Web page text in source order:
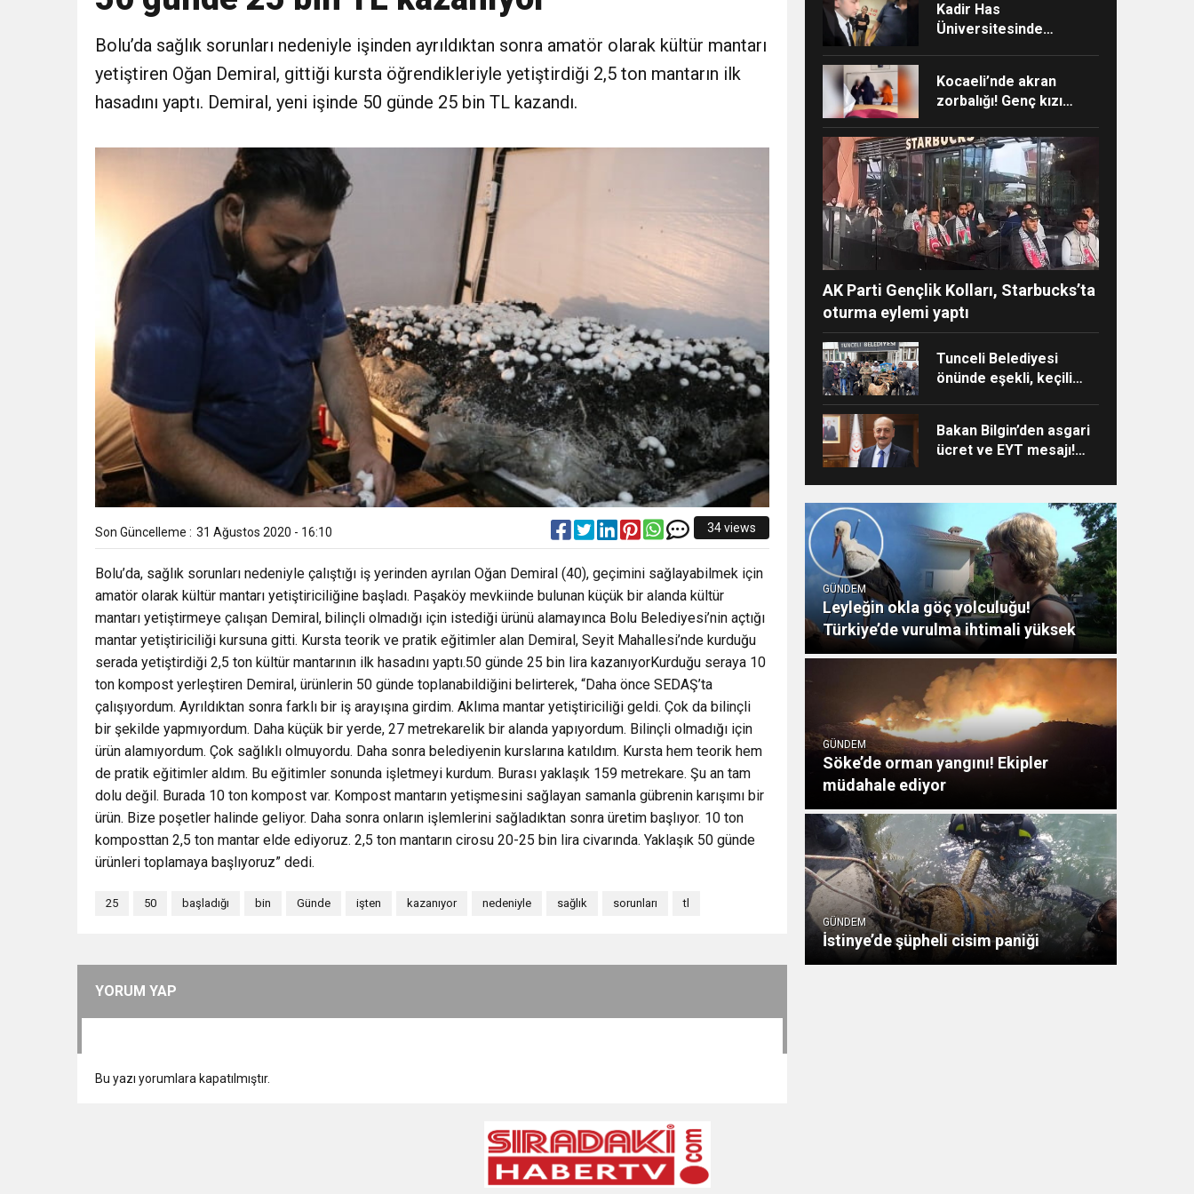
16:15 Bakan Bilgin’den asgari ücret ve EYT mesajı! Sözleşmeli personele kadro düzenlemesinde kapsam
12:57 Şiddetli fırtına Avrupa’yı felç etti, 13 kişi öldü
12:54 Gaziantep’te zincirleme kaza! 16 kişi hayatını kaybetti
19:42 Instagram’da erkeklere tuzak!
Bolu’da sağlık sorunları nedeniyle işinden ayrıldıktan sonra amatör olarak kültür mantarı
yetiştiren Oğan Demiral, gittiği kursta öğrendikleriyle yetiştirdiği 2,5 ton mantarın ilk
hasadını yaptı. Demiral, yeni işinde 50 günde 25 bin TL kazandı.
Son Güncelleme : 31 Ağustos 2020 - 16:10 34 views
Bolu’da, sağlık sorunları nedeniyle çalıştığı iş yerinden ayrılan Oğan Demiral (40), geçimini sağlayabilmek için
amatör olarak kültür mantarı yetiştiriciliğine başladı. Paşaköy mevkiinde bulunan küçük bir alanda kültür
mantarı yetiştirmeye çalışan Demiral, bilinçli olmadığı için istediği ürünü alamayınca Bolu Belediyesi’nin açtığı
mantar yetiştiriciliği kursuna gitti. Kursta teorik ve pratik eğitimler alan Demiral, Seyit Mahallesi’nde kurduğu
serada yetiştirdiği 2,5 ton kültür mantarının ilk hasadını yaptı.50 günde 25 bin lira kazanıyorKurduğu seraya 10
ton kompost yerleştiren Demiral, ürünlerin 50 günde toplanabildiğini belirterek, “Daha önce SEDAŞ’ta
çalışıyordum. Ayrıldıktan sonra farklı bir iş arayışına girdim. Aklıma mantar yetiştiriciliği geldi. Çok da bilinçli
bir şekilde yapmıyordum. Daha küçük bir yerde, 27 metrekarelik bir alanda yapıyordum. Bilinçli olmadığı için
ürün alamıyordum. Çok sağlıklı olmuyordu. Daha sonra belediyenin kurslarına katıldım. Kursta hem teorik hem
de pratik eğitimler aldım. Bu eğitimler sonunda işletmeyi kurdum. Burası yaklaşık 159 metrekare. Şu an tam
dolu değil. Burada 10 ton kompost var. Kompost mantarın yetişmesini sağlayan samanla gübrenin karışımı bir
ürün. Bize poşetler halinde geliyor. Daha sonra onların işlemlerini sağladıktan sonra üretim başlıyor. 10 ton
komposttan 2,5 ton mantar elde ediyoruz. 2,5 ton mantarın cirosu 20-25 bin lira civarında. Yaklaşık 50 günde
ürünleri toplamaya başlıyoruz” dedi.
25 50 başladığı bin Günde işten kazanıyor nedeniyle sağlık sorunları tl
YORUM YAP
Bu yazı yorumlara kapatılmıştır.
Kadir Has
Üniversitesinde
“Ayakkabı” tartışması
Kocaeli’nde akran
zorbalığı! Genç kızı
ettiler
AK Parti Gençlik Kolları, Starbucks’ta
oturma eylemi yaptı
Tunceli Belediyesi
önünde eşekli, keçili
Bakan Bilgin’den asgari
ücret ve EYT mesajı!
kadro düzenlemesinde
kapsam genişledi
GÜNDEM
Leyleğin okla göç yolculuğu!
Türkiye’de vurulma ihtimali yüksek
GÜNDEM
Söke’de orman yangını! Ekipler
müdahale ediyor
GÜNDEM
İstinye’de şüpheli cisim paniği